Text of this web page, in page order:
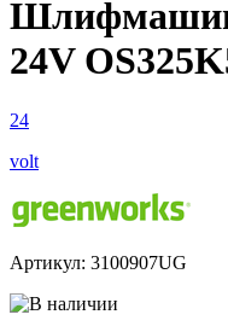
24V
24
volt
Артикул: 3100907UG